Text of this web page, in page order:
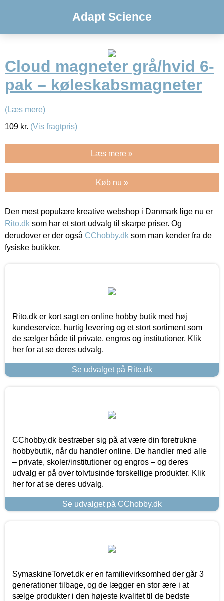
Adapt Science
Cloud magneter grå/hvid 6-
pak – køleskabsmagneter
(Læs mere)
109 kr. (Vis fragtpris)
Læs mere »
Køb nu »
Den mest populære kreative webshop i Danmark lige nu er
Rito.dk som har et stort udvalg til skarpe priser. Og
derudover er der også CChobby.dk som man kender fra de
fysiske butikker.
Rito.dk er kort sagt en online hobby butik med høj
kundeservice, hurtig levering og et stort sortiment som
de sælger både til private, engros og institutioner. Klik
her for at se deres udvalg.
Se udvalget på Rito.dk
CChobby.dk bestræber sig på at være din foretrukne
hobbybutik, når du handler online. De handler med alle
– private, skoler/institutioner og engros – og deres
udvalg er på over tolvtusinde forskellige produkter. Klik
her for at se deres udvalg.
Se udvalget på CChobby.dk
SymaskineTorvet.dk er en familievirksomhed der går 3
generationer tilbage, og de lægger en stor ære i at
sælge produkter i den højeste kvalitet til de bedste